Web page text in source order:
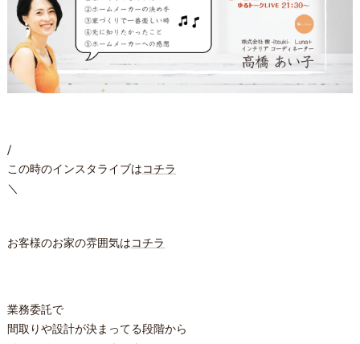
/
この時のインスタライブはコチラ
＼
お客様のお家の雰囲気はコチラ
業務委託で
間取りや設計が決まってる段階から